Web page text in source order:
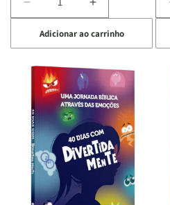
Diminuir
a
quantidade
de
Devocional
Quarto
de
Guerra
Isabelle
S.
Alves
Aumentar
a
quantidade
de
Devocional
Quarto
de
Guerra
|
Isabelle
S.
Alves
Adicionar ao carrinho